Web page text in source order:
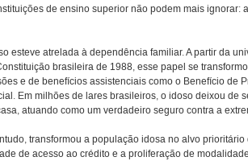
de ensino superior não podem mais ignorar:
esteve atrelada à dependência familiar. A partir da
brasileira de 1988, esse papel se
e de benefícios assistenciais como o Benefício de
Em milhões de lares brasileiros, o idoso deixou de
atuando como um verdadeiro seguro contra a
transformou a população idosa no alvo
de acesso ao crédito e a proliferação de